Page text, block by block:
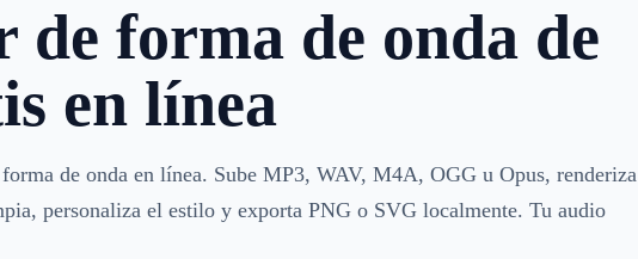
de forma de onda de
en línea
de onda en línea. Sube MP3, WAV, M4A, OGG u Opus, renderiza
personaliza el estilo y exporta PNG o SVG localmente. Tu audio